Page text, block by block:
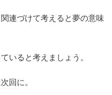
連づけて考えると夢の意味
いると考えましょう。
回に。